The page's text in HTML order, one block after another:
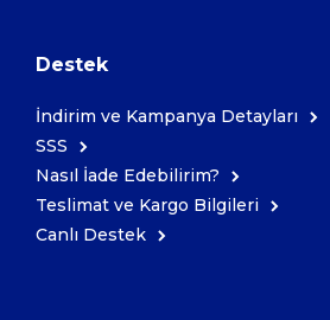
Paket Servis Ürünleri
Destek
İndirim ve Kampanya Detayları
SSS
Nasıl İade Edebilirim?
Teslimat ve Kargo Bilgileri
Canlı Destek